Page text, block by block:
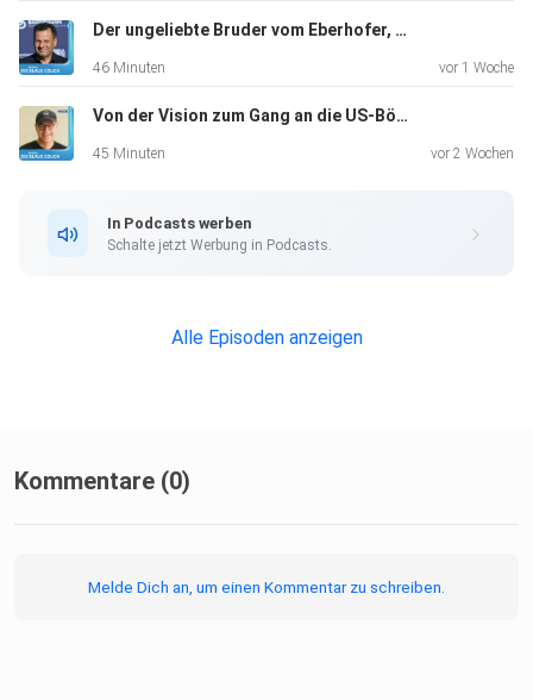
Der ungeliebte Bruder vom Eberhofer, Gerhard Wittmann, Schauspieler, "Ich hatte keinen Plan B"
46 Minuten vor 1 Woche
Von der Vision zum Gang an die US-Börse, Markus Pflitsch, Tech-Unternehmer, "Kein Plan B, that’s me"
45 Minuten vor 2 Wochen
In Podcasts werben
Schalte jetzt Werbung in Podcasts.
Alle Episoden anzeigen
Kommentare (0)
Melde Dich an, um einen Kommentar zu schreiben.